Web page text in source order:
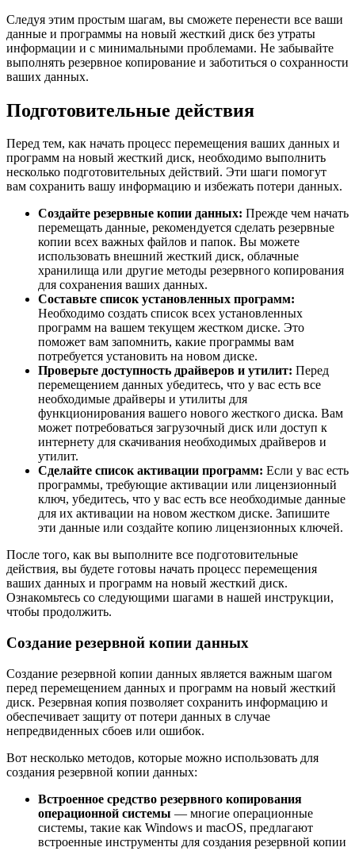
Следуя этим простым шагам, вы сможете перенести все ваши
данные и программы на новый жесткий диск без утраты
информации и с минимальными проблемами. Не забывайте
выполнять резервное копирование и заботиться о сохранности
ваших данных.
Подготовительные действия
Перед тем, как начать процесс перемещения ваших данных и
программ на новый жесткий диск, необходимо выполнить
несколько подготовительных действий. Эти шаги помогут
вам сохранить вашу информацию и избежать потери данных.
Создайте резервные копии данных: Прежде чем начать
перемещать данные, рекомендуется сделать резервные
копии всех важных файлов и папок. Вы можете
использовать внешний жесткий диск, облачные
хранилища или другие методы резервного копирования
для сохранения ваших данных.
Составьте список установленных программ:
Необходимо создать список всех установленных
программ на вашем текущем жестком диске. Это
поможет вам запомнить, какие программы вам
потребуется установить на новом диске.
Проверьте доступность драйверов и утилит: Перед
перемещением данных убедитесь, что у вас есть все
необходимые драйверы и утилиты для
функционирования вашего нового жесткого диска. Вам
может потребоваться загрузочный диск или доступ к
интернету для скачивания необходимых драйверов и
утилит.
Сделайте список активации программ: Если у вас есть
программы, требующие активации или лицензионный
ключ, убедитесь, что у вас есть все необходимые данные
для их активации на новом жестком диске. Запишите
эти данные или создайте копию лицензионных ключей.
После того, как вы выполните все подготовительные
действия, вы будете готовы начать процесс перемещения
ваших данных и программ на новый жесткий диск.
Ознакомьтесь со следующими шагами в нашей инструкции,
чтобы продолжить.
Создание резервной копии данных
Создание резервной копии данных является важным шагом
перед перемещением данных и программ на новый жесткий
диск. Резервная копия позволяет сохранить информацию и
обеспечивает защиту от потери данных в случае
непредвиденных сбоев или ошибок.
Вот несколько методов, которые можно использовать для
создания резервной копии данных:
Встроенное средство резервного копирования
операционной системы — многие операционные
системы, такие как Windows и macOS, предлагают
встроенные инструменты для создания резервной копии